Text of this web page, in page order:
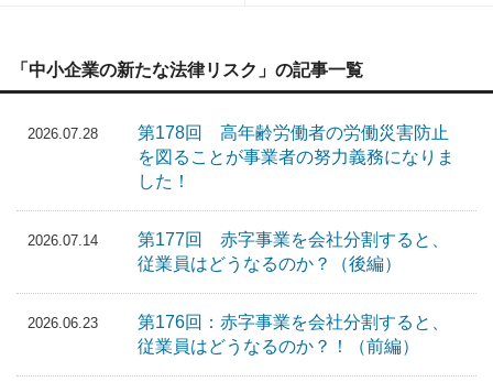
「中小企業の新たな法律リスク」の記事一覧
2026.07.28
第178回 高年齢労働者の労働災害防止
を図ることが事業者の努力義務になりま
した！
2026.07.14
第177回 赤字事業を会社分割すると、
従業員はどうなるのか？（後編）
2026.06.23
第176回：赤字事業を会社分割すると、
従業員はどうなるのか？！（前編）